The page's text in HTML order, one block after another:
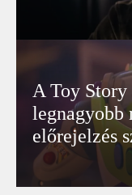
A Toy Story
legnagyobb
előrejelzés